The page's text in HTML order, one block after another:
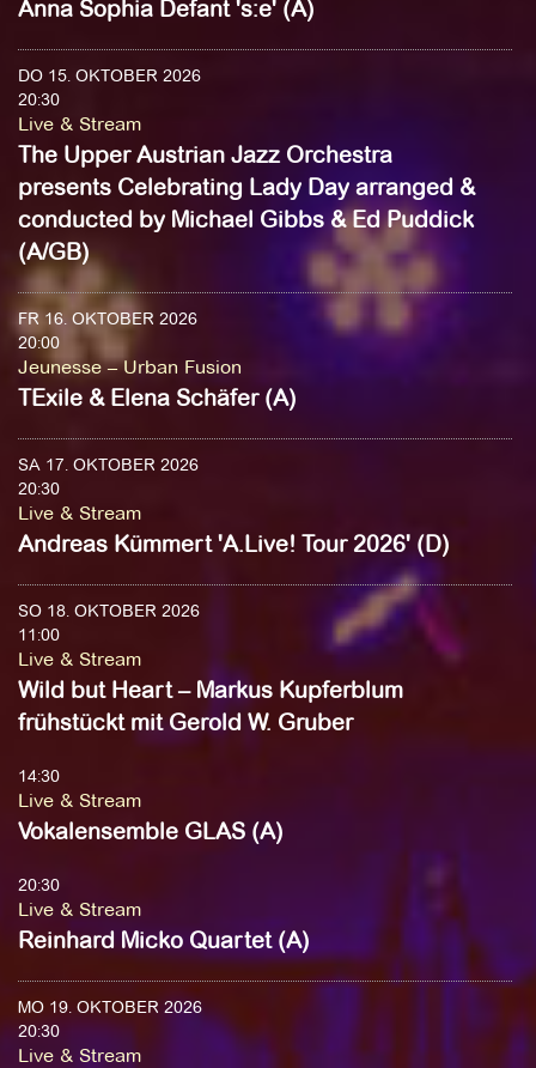
Anna Sophia Defant 's:e' (A)
DO 15. OKTOBER 2026
20:30
Live & Stream
The Upper Austrian Jazz Orchestra
presents Celebrating Lady Day arranged &
conducted by Michael Gibbs & Ed Puddick
(A/GB)
FR 16. OKTOBER 2026
20:00
Jeunesse – Urban Fusion
TExile & Elena Schäfer (A)
SA 17. OKTOBER 2026
20:30
Live & Stream
Andreas Kümmert 'A.Live! Tour 2026' (D)
SO 18. OKTOBER 2026
11:00
Live & Stream
Wild but Heart – Markus Kupferblum
frühstückt mit Gerold W. Gruber
14:30
Live & Stream
Vokalensemble GLAS (A)
20:30
Live & Stream
Reinhard Micko Quartet (A)
MO 19. OKTOBER 2026
20:30
Live & Stream